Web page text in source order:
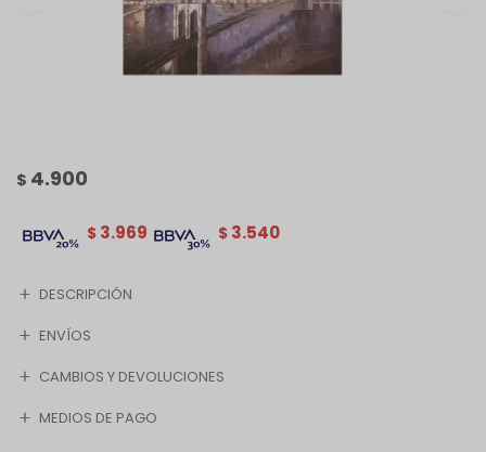
$ 4.900
$ 3.540
$ 3.969
DESCRIPCIÓN
ENVÍOS
CAMBIOS Y DEVOLUCIONES
MEDIOS DE PAGO